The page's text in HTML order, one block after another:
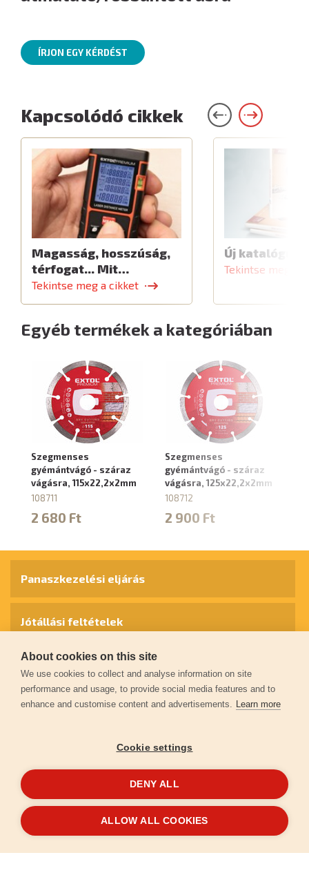
ÍRJON EGY KÉRDÉST
Kapcsolódó cikkek
Magasság, hosszúság,
térfogat... Mit…
Tekintse meg a cikket
Új katalógus
Tekintse meg a
Egyéb termékek a kategóriában
Szegmenses
gyémántvágó - száraz
vágásra, 115x22,2x2mm
108711
2 680 Ft
Szegmenses
gyémántvágó - száraz
vágásra, 125x22,2x2mm
108712
2 900 Ft
© 2026extol.hu- Minden jog fenntartva
Panaszkezelési eljárás
Jótállási feltételek
Személyes adatok védelme
Kapcsolat
Garancia regisztráció
LétrehoztaFEO
About cookies on this site
We use cookies to collect and analyse information on site
performance and usage, to provide social media features and to
enhance and customise content and advertisements. Learn more
Cookie settings
DENY ALL
ALLOW ALL COOKIES